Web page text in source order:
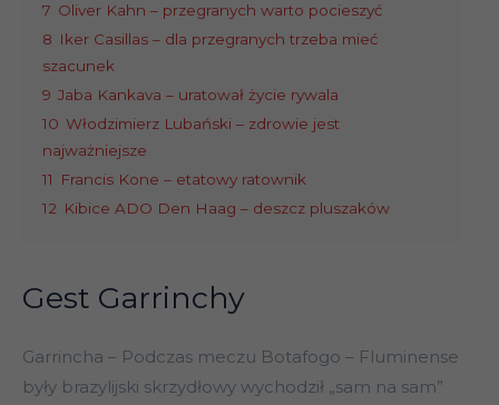
7 Oliver Kahn – przegranych warto pocieszyć
8 Iker Casillas – dla przegranych trzeba mieć
szacunek
9 Jaba Kankava – uratował życie rywala
10 Włodzimierz Lubański – zdrowie jest
najważniejsze
11
Francis Kone – etatowy ratownik
12 Kibice ADO Den Haag – deszcz pluszaków
Gest Garrinchy
Garrincha – Podczas meczu Botafogo – Fluminense
były brazylijski skrzydłowy wychodził „sam na sam”